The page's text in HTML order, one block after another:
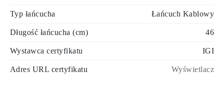
Typ łańcucha Łańcuch Kablowy
Długość łańcucha (cm) 46
Wystawca certyfikatu IGI
Adres URL certyfikatu Wyświetlacz